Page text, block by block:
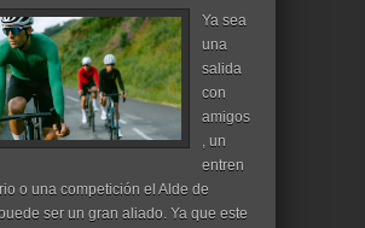
Ya sea
una
salida
con
amigos
, un
entren
o una competición el Alde de
ser un gran aliado. Ya que este